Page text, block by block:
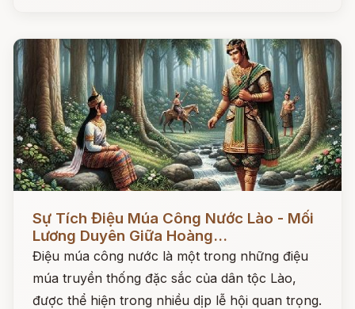
Sự Tích Điệu Múa Công Nước Lào - Mối
Lương Duyên Giữa Hoàng...
Điệu múa công nước là một trong những điệu
múa truyền thống đặc sắc của dân tộc Lào,
được thể hiện trong nhiều dịp lễ hội quan trọng.